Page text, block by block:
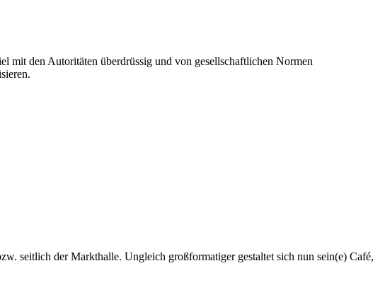
mit den Autoritäten überdrüssig und von gesellschaftlichen Normen
seitlich der Markthalle. Ungleich großformatiger gestaltet sich nun sein(e) Café,